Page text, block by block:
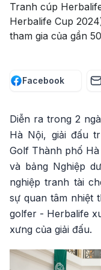
Tranh cúp
Herbalife Cup
tham gia của gần
Facebook
Diễn ra trong 2
Hà Nội, giải đấu
Golf Thành phố
và bảng Nghiệp
nghiệp tranh tài
sự quan tâm nhiệt
golfer - Herbalife
xưng của giải đấu.